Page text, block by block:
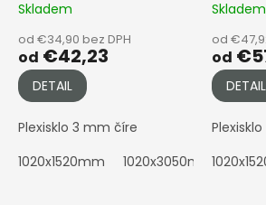
Skladem
od €34,90 bez DPH
od €42,23
DETAIL
Plexisklo 3 mm číre
1020x1520mm
1020x3050mm
Skladem
od
od
DETAIL